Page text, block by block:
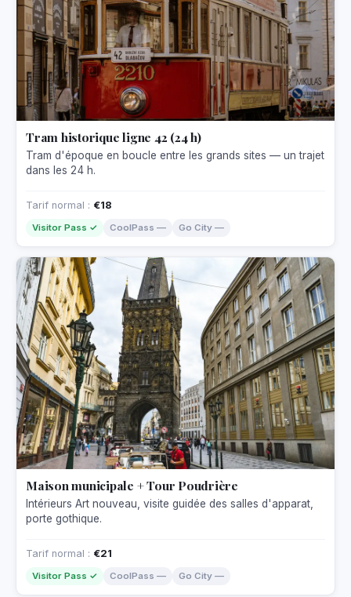
Tram historique ligne 42 (24 h)
Tram d'époque en boucle entre les grands sites — un trajet
dans les 24 h.
Tarif normal : €18
Visitor Pass ✓ CoolPass — Go City —
Maison municipale + Tour Poudrière
Intérieurs Art nouveau, visite guidée des salles d'apparat,
porte gothique.
Tarif normal : €21
Visitor Pass ✓ CoolPass — Go City —